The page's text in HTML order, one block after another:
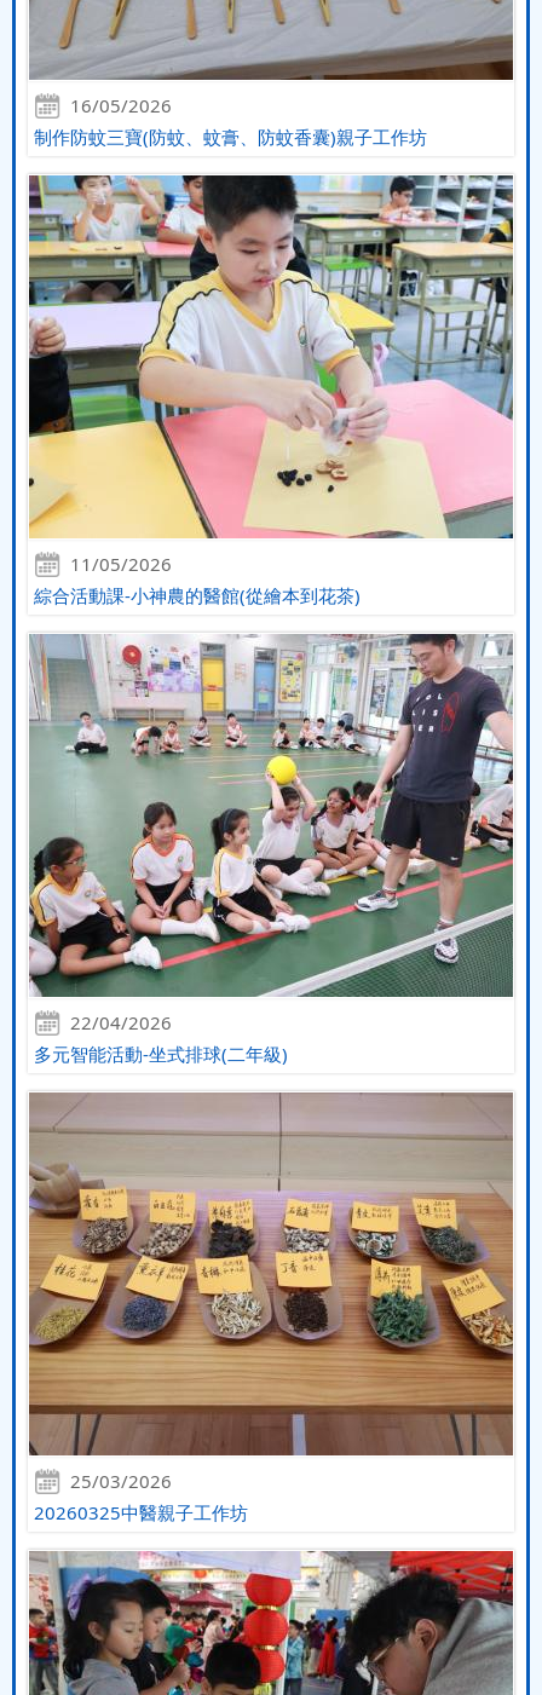
16/05/2026
制作防蚊三寶(防蚊、蚊膏、防蚊香囊)親子工作坊
11/05/2026
綜合活動課-小神農的醫館(從繪本到花茶)
22/04/2026
多元智能活動-坐式排球(二年級)
25/03/2026
20260325中醫親子工作坊